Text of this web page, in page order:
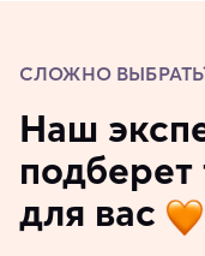
СЛОЖНО
Наш
подберет
для вас